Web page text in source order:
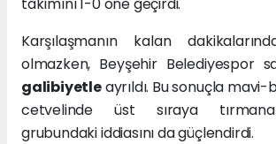
Karşılaşmanın kalan
olmazken, Beyşehir Belediyespor
galibiyetleayrıldı. Bu sonuçla mavi-
cetvelinde üst sıraya
grubundaki iddiasını da güçlendirdi.